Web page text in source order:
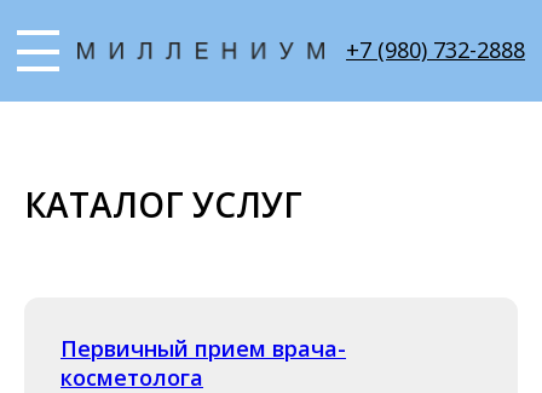
КАТАЛОГ УСЛУГ
Первичный прием врача-
косметолога